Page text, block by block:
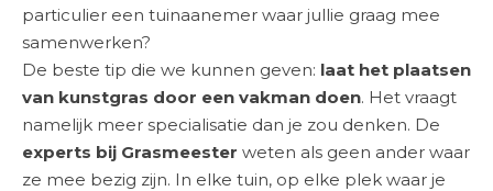
particulier een tuinaanemer waar jullie graag mee
samenwerken?
De beste tip die we kunnen geven: laat het plaatsen
van kunstgras door een vakman doen. Het vraagt
namelijk meer specialisatie dan je zou denken. De
experts bij Grasmeester weten als geen ander waar
ze mee bezig zijn. In elke tuin, op elke plek waar je